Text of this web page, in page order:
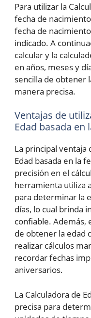
Para utilizar la
fecha de
fecha de
indicado. A
calcular y la
en años, meses y
sencilla de obtener
manera precisa.
Ventajas de
Edad basada
La principal ventaja
Edad basada en la
precisión en el
herramienta utiliza
para determinar la
días, lo cual brinda
confiable. Además,
de obtener la edad
realizar cálculos
recordar fechas
aniversarios.
La Calculadora de
precisa para